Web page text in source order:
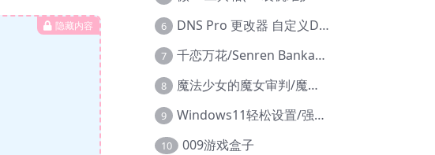
隐藏内容 6 DNS Pro 更改器 自定义DNS修改
7 千恋万花/Senren Banka/安卓版
8 魔法少女的魔女审判/魔法少女ノ魔女裁判
9 Windows11轻松设置/强力禁止WD等/兼容Win10
10 009游戏盒子